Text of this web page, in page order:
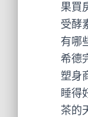
果買
受酵
有哪
希德
塑身
睡得
茶的